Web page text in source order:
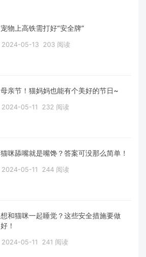
宠物上高铁需打好“安全牌”
2024-05-13 203 阅读
母亲节！猫妈妈也能有个美好的节日~
2024-05-11 232 阅读
猫咪舔嘴就是嘴馋？答案可没那么简单！
2024-05-11 244 阅读
想和猫咪一起睡觉？这些安全措施要做
好！
2024-05-11 241 阅读